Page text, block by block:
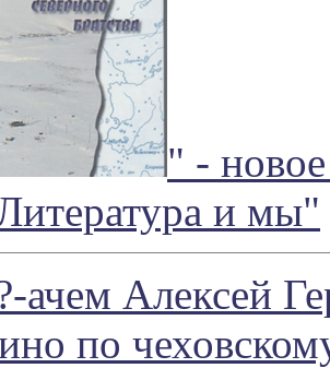
" -
и мы"
ачем Алексей
по